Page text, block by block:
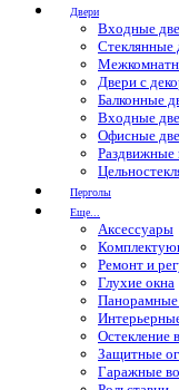
Двери
Входные
Стеклянные
Двери с
Балконные
Входные
Офисные
Раздвижные
Перголы
Еще...
Аксессуары
Ремонт и
Глухие окна
Панорамные
Остекление
Защитные
Гаражные